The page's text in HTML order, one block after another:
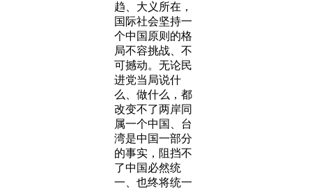
趋、大义所在，
国际社会坚持一
个中国原则的格
局不容挑战、不
可撼动。无论民
进党当局说什
么、做什么，都
改变不了两岸同
属一个中国、台
湾是中国一部分
的事实，阻挡不
了中国必然统
一、也终将统一